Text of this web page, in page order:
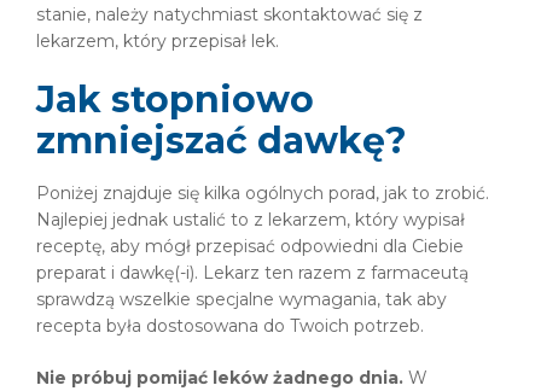
stanie, należy natychmiast skontaktować się z
lekarzem, który przepisał lek.
Jak stopniowo
zmniejszać dawkę?
Poniżej znajduje się kilka ogólnych porad, jak to zrobić.
Najlepiej jednak ustalić to z lekarzem, który wypisał
receptę, aby mógł przepisać odpowiedni dla Ciebie
preparat i dawkę(-i). Lekarz ten razem z farmaceutą
sprawdzą wszelkie specjalne wymagania, tak aby
recepta była dostosowana do Twoich potrzeb.
Nie próbuj pomijać leków żadnego dnia. W